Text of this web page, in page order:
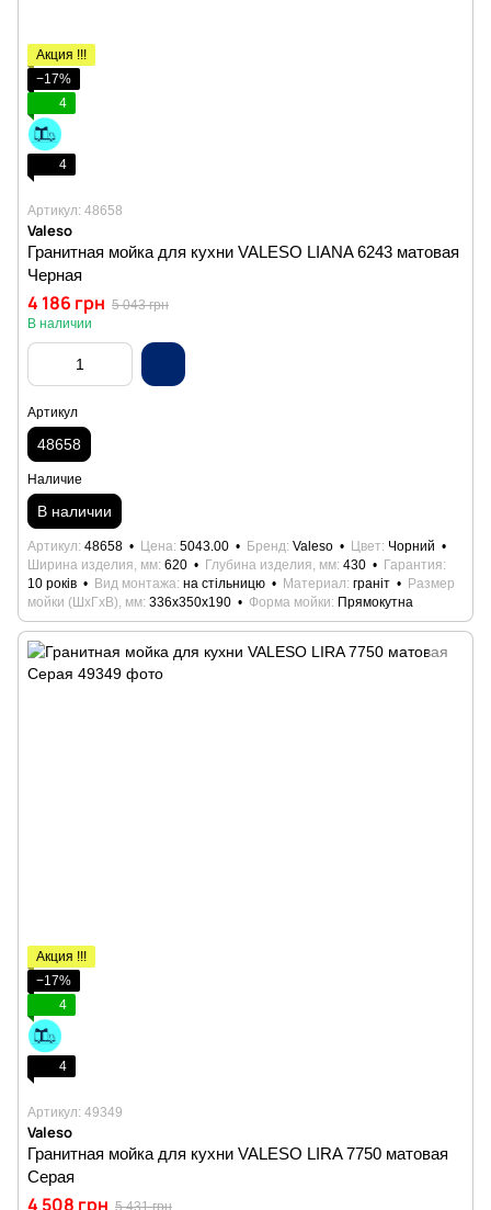
Акция !!!
−17%
4
4
Артикул: 48658
Valeso
Гранитная мойка для кухни VALESO LIANA 6243 матовая
Черная
4 186 грн 5 043 грн
В наличии
Артикул
48658
Наличие
В наличии
Артикул 48658 Цена 5043.00 Бренд Valeso Цвет Чорний
Ширина изделия, мм 620 Глубина изделия, мм 430
Гарантия
10 років
Вид монтажа на стільницю Материал граніт
Размер
мойки (ШхГхВ), мм 336x350x190 Форма мойки Прямокутна
Акция !!!
−17%
4
4
Артикул: 49349
Valeso
Гранитная мойка для кухни VALESO LIRA 7750 матовая
Серая
4 508 грн 5 431 грн